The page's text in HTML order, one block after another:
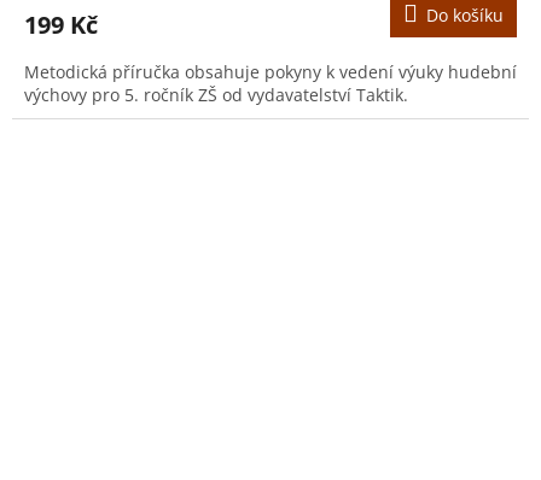
199 Kč Do košíku
Metodická příručka obsahuje pokyny k vedení výuky hudební
výchovy pro 5. ročník ZŠ od vydavatelství Taktik.